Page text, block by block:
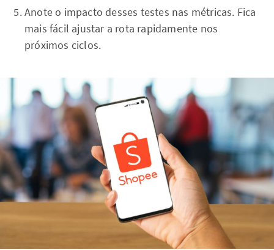
Anote o impacto desses testes nas métricas. Fica
mais fácil ajustar a rota rapidamente nos
próximos ciclos.